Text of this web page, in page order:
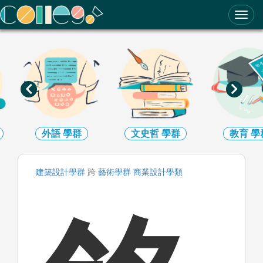
ColleGo! 大學選才與高中育才輔助系統
文史哲學群 教育學群 法政 學
建築設計學群 跨 藝術學群 商業設計學類